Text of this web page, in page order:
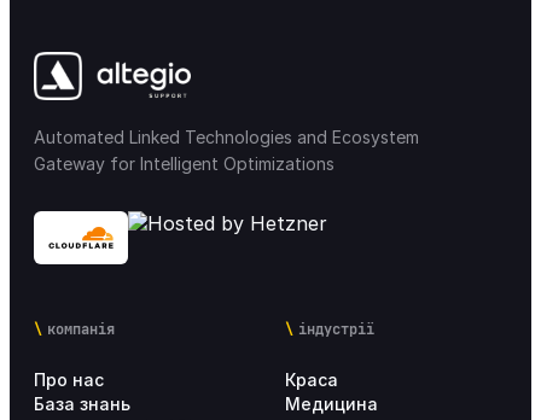
Лояльність & Маркетинг
Маркетплейс інтеграції
Налаштування Altegio для мереж
Впровадження Altegio
Automated Linked Technologies and Ecosystem
Gateway for Intelligent Optimizations
компанія
Про нас
База знань
індустрії
Краса
Медицина